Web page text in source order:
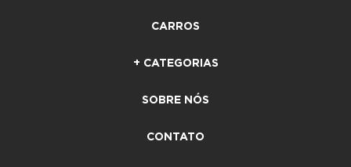
CARROS
+ CATEGORIAS
SOBRE NÓS
CONTATO